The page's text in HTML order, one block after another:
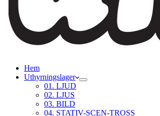
Hem
Uthyrningslager
01. LJUD
02. LJUS
03. BILD
04. STATIV-SCEN-TROSS